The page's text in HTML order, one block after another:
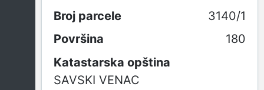
3140/1
180
Katastarska opština
SAVSKI VENAC